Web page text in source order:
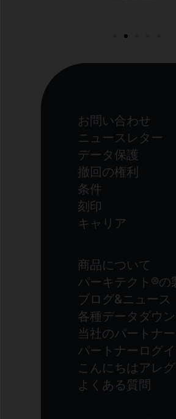
お問い合わせ
ニュースレター
データ保護
撤回の権利
条件
刻印
キャリア
商品について
パーキテクト®の
ブログ&ニュース
各種データダウ
当社のパートナー
パートナーログ
こんにちはアレ
よくある質問